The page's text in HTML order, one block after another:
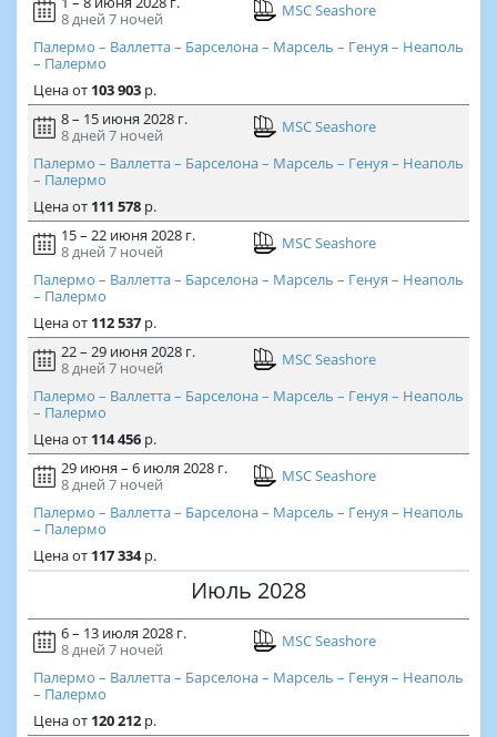
8 дней 7 ночей
MSC Seashore
Палермо – Валлетта – Барселона – Марсель – Генуя – Неаполь
– Палермо
Ценаот 103 903р.
8 – 15 июня 2028 г.
8 дней 7 ночей
MSC Seashore
Палермо – Валлетта – Барселона – Марсель – Генуя – Неаполь
– Палермо
Ценаот 111 578р.
15 – 22 июня 2028 г.
8 дней 7 ночей
MSC Seashore
Палермо – Валлетта – Барселона – Марсель – Генуя – Неаполь
– Палермо
Ценаот 112 537р.
22 – 29 июня 2028 г.
8 дней 7 ночей
MSC Seashore
Палермо – Валлетта – Барселона – Марсель – Генуя – Неаполь
– Палермо
Ценаот 114 456р.
29 июня – 6 июля 2028 г.
8 дней 7 ночей
MSC Seashore
Палермо – Валлетта – Барселона – Марсель – Генуя – Неаполь
– Палермо
Ценаот 117 334р.
Июль 2028
6 – 13 июля 2028 г.
8 дней 7 ночей
MSC Seashore
Палермо – Валлетта – Барселона – Марсель – Генуя – Неаполь
– Палермо
Ценаот 120 212р.